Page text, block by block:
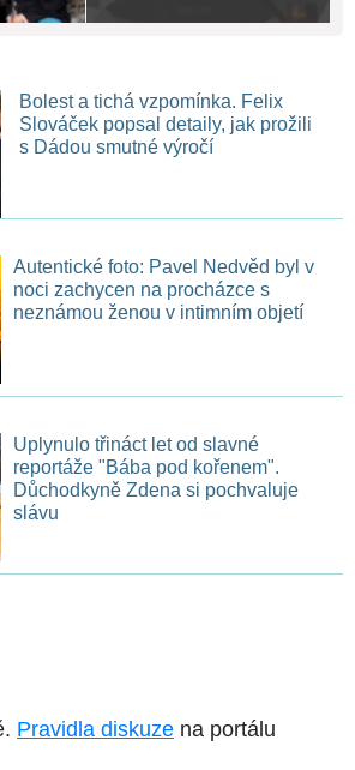
Bolest a tichá vzpomínka. Felix
Slováček popsal detaily, jak prožili
s Dádou smutné výročí
Autentické foto: Pavel Nedvěd byl v
noci zachycen na procházce s
neznámou ženou v intimním objetí
Uplynulo třináct let od slavné
reportáže "Bába pod kořenem".
Důchodkyně Zdena si pochvaluje
slávu
Pravidla diskuze na portálu